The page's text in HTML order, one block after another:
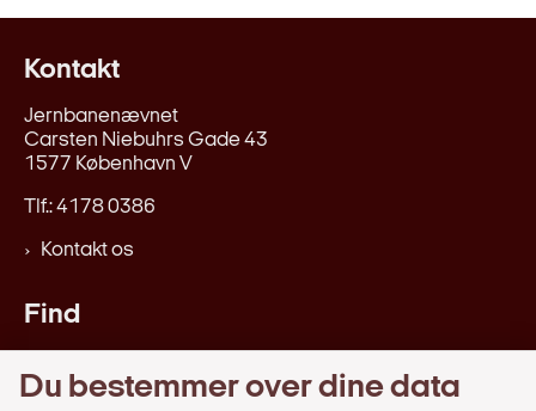
Kontakt
Jernbanenævnet
Carsten Niebuhrs Gade 43
1577 København V
Tlf.: 4178 0386
Kontakt os
Find
Afgørelser, beretninger, m.v.
Du bestemmer over dine data